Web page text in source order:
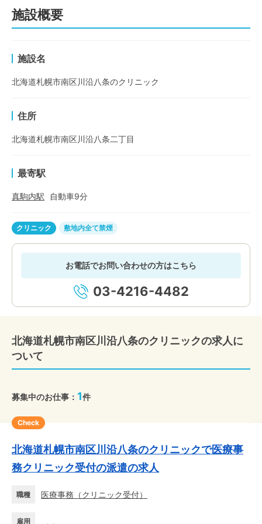
施設概要
施設名
北海道札幌市南区川沿八条のクリニック
住所
北海道札幌市南区川沿八条二丁目
最寄駅
真駒内駅 自動車9分
クリニック 敷地内全て禁煙
お電話でお問い合わせの方はこちら
03-4216-4482
北海道札幌市南区川沿八条のクリニックの求人に
ついて
募集中のお仕事： 1件
Check
北海道札幌市南区川沿八条のクリニックで医療事
務クリニック受付の派遣の求人
職種 医療事務 （クリニック受付）
雇用